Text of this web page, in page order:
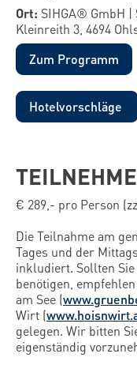
Ort: SIHGA® GmbH
Kleinreith 3, 4694
Zum Programm
Hotelvorschläge
€ 289,- pro Person
Die Teilnahme am
Tages und der
inkludiert. Sollten
benötigen,
am See (
Wirt (
gelegen. Wir bitten
eigenständig